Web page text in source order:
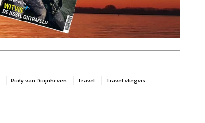
Rudy van Duijnhoven Travel
Travel vliegvis